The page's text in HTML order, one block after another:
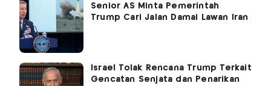
Senior AS Minta Pemerintah
Trump Cari Jalan Damai Lawan Iran
Israel Tolak Rencana Trump Terkait
Gencatan Senjata dan Penarikan